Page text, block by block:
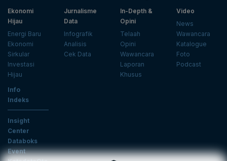
Ekonomi
Hijau
Energi Baru
Ekonomi
Sirkular
Investasi
Hijau
Jurnalisme
Data
Infografik
Analisis
Cek Data
In-Depth &
Opini
Telaah
Opini
Wawancara
Laporan
Khusus
Video
News
Wawancara
Katalogue
Foto
Podcast
Info
Indeks
Insight
Center
Databoks
Event